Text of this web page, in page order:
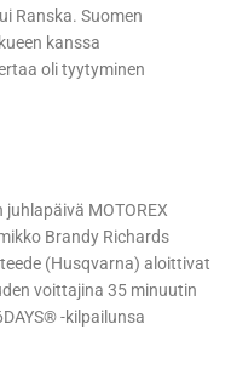
Ranska. Suomen
kanssa
oli tyytyminen
MOTOREX
Brandy Richards
(Husqvarna) aloittivat
voittajina 35 minuutin
-kilpailunsa